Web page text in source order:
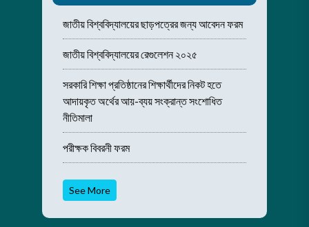
জাতীয় বিশ্ববিদ্যালয়ের ছাড়পত্রের জন্য আবেদন ফরম
জাতীয় বিশ্ববিদ্যালয়ের রেগুলেশন ২০২৫
সরকারি শিক্ষা প্রতিষ্ঠানের শিক্ষার্থীদের নিকট হতে
আদায়কৃত অর্থের আয়-ব্যয় সংক্রান্ত সংশোধিত
নীতিমালা
পরীক্ষক বিবরনী ফরম
See More